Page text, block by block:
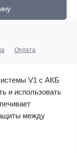
Оплата
V1 c АКБ
и использовать
между